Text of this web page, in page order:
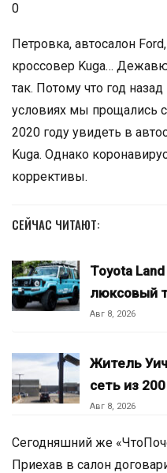
0
Петровка, автосалон
кроссовер Kuga…
так. Потому что год
условиях мы прощались
2020 году увидеть в
Kuga. Однако
коррективы.
СЕЙЧАС ЧИТАЮТ:
Toyota
люксовый
Авг 8, 2026
Житель
сеть из
Авг 8, 2026
Сегодняшний же
Приехав в салон